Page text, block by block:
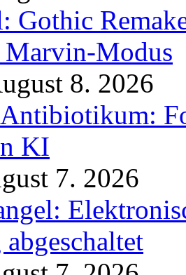
Gothic
Marvin-Modus
8. 2026
KI
7. 2026